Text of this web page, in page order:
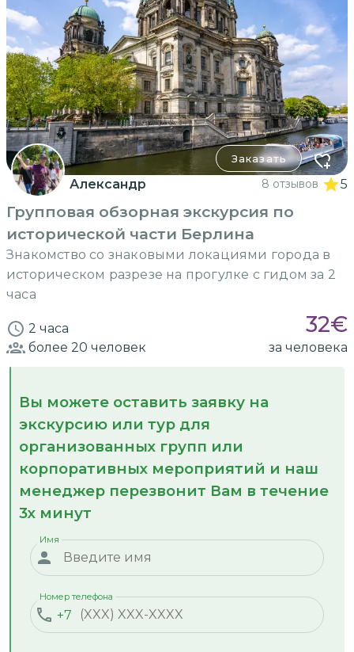
Заказать
Александр 8 отзывов 5
Групповая обзорная экскурсия по
исторической части Берлина
Знакомство со знаковыми локациями города в
историческом разрезе на прогулке с гидом за 2
часа
2 часа 32€
более 20 человек за человека
Вы можете оставить заявку на
экскурсию или тур для
организованных групп или
корпоративных мероприятий и наш
менеджер перезвонит Вам в течение
3х минут
Имя
+7
Номер телефона